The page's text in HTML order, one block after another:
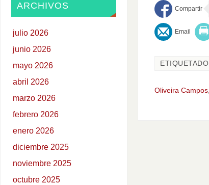
ETIQUETADO
Oliveira Campos
ARCHIVOS
julio 2026
junio 2026
mayo 2026
abril 2026
marzo 2026
febrero 2026
enero 2026
diciembre 2025
noviembre 2025
octubre 2025